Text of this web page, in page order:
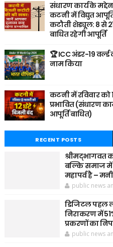
संधारण कार्य के
कटनी में विद्युत
कटौती शेड्यूल: 8 से
बाधित रहेगी आपूर्ति
🏆 ICC अंडर-19
नाम किया
कटनी में रविवार को
प्रभावित (संधारण
आपूर्ति बाधित)
RECENT POSTS
श्रीमद्भागवत
बल्कि समाज में
महापर्व है –
public news
डिजिटल पहल
निराकरण में
प्रकरणों का
public news